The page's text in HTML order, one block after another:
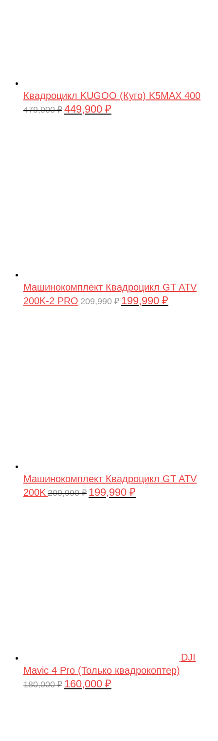
Квадроцикл KUGOO (Куго) K5MAX 400
479,900₽ Первоначальная
449,900 ₽
Машинокомплект Квадроцикл GT ATV
200K-2 PRO 209,990₽ Первоначальная
199,990 ₽
Машинокомплект Квадроцикл GT ATV
200K 209,990₽ Первоначальная
199,990 ₽
DJI
Mavic 4 Pro (Только квадрокоптер)
180,000₽ Первоначальная
160,000 ₽